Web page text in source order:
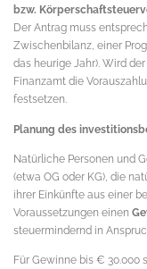
bzw.
Der Antrag muss
Zwischenbilanz, einer
das heurige Jahr). Wird
Finanzamt die
festsetzen.
Planung des
Natürliche Personen und
(etwa OG oder KG), die
ihrer Einkünfte aus einer
Voraussetzungen einen
steuermindernd in
Für Gewinne bis € 30.000